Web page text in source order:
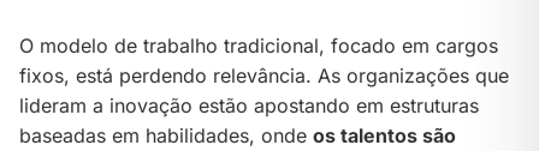
O modelo de trabalho tradicional, focado em cargos
fixos, está perdendo relevância. As organizações que
lideram a inovação estão apostando em estruturas
baseadas em habilidades, onde os talentos são